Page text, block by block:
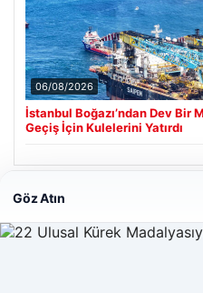
06/08/2026
İstanbul Boğazı’ndan Dev Bir
Geçiş İçin Kulelerini Yatırdı
Son Eklenen Firmalar
Göz Atın